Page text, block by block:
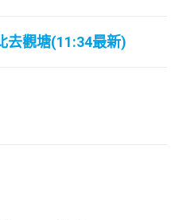
去觀塘(11:34最新)